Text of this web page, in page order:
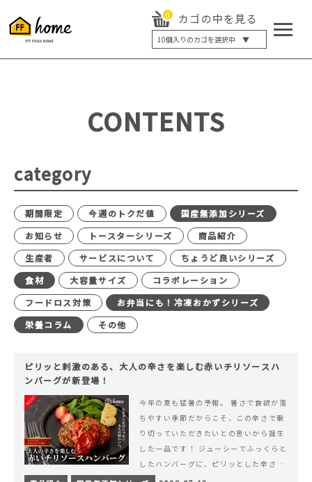
0 カゴの中を見る
10個入りのカゴを選択中 ▼
5個入り
20個入り
最大12%OFF
CONTENTS
category
期間限定 今週のトクだ値
国産無添加シリーズ
お知らせ
トースターシリーズ
商品紹介
生産者
サービスについて
ちょうど良いシリーズ
食材
大容量サイズ
コラボレーション
フードロス対策
お弁当にも！冷凍おかずシリーズ
栄養コラム
その他
ピリッと刺激のある、大人の辛さを楽しむ赤いチリソースハ
ンバーグが新登場！
今年の夏も猛暑の予報。 暑さで食欲が落
ちやすい季節だからこそ、この辛さで乗
り切っていただきたいとの思いから誕生
した一品です！ ジューシーでふっくらと
したハンバーグに、ピリッとした辛さと
コク深い旨みが楽しめる特製チリソース